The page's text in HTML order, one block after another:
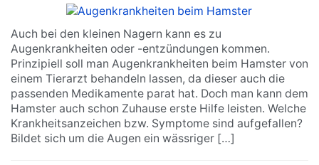
Auch bei den kleinen Nagern kann es zu
Augenkrankheiten oder -entzündungen kommen.
Prinzipiell soll man Augenkrankheiten beim Hamster von
einem Tierarzt behandeln lassen, da dieser auch die
passenden Medikamente parat hat. Doch man kann dem
Hamster auch schon Zuhause erste Hilfe leisten. Welche
Krankheitsanzeichen bzw. Symptome sind aufgefallen?
Bildet sich um die Augen ein wässriger […]